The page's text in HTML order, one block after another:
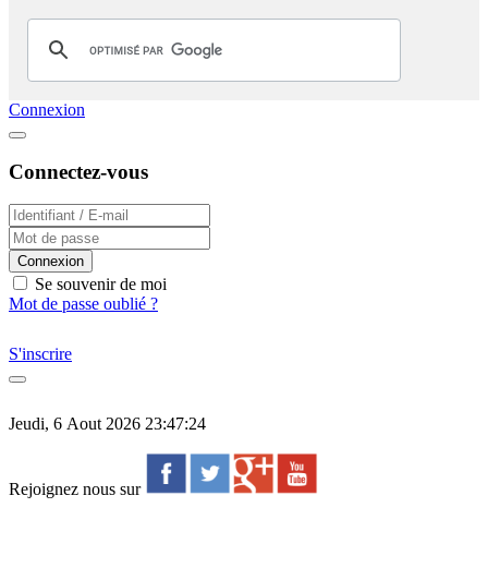
Connexion
Connectez-vous
Connexion
Se souvenir de moi
Mot de passe oublié ?
S'inscrire
Jeudi, 6 Aout 2026 23:47:24
Rejoignez nous sur